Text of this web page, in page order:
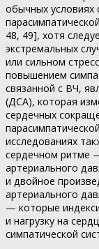
обычных условиях
48, 49], хотя
экстремальных
или сильном
повышением
связанной с ВЧ,
(ДСА), которая
сердечных
исследованиях
сердечном ритме
артериального
и двойное
артериального
— которые
и нагрузку на
симпатической